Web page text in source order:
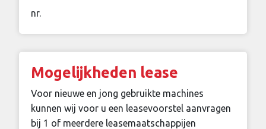
nr.
Mogelijkheden lease
Voor nieuwe en jong gebruikte machines
kunnen wij voor u een leasevoorstel aanvragen
bij 1 of meerdere leasemaatschappijen